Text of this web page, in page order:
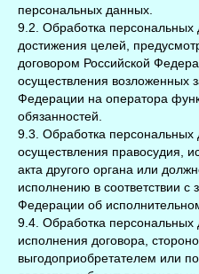
персональных данных.
9.2. Обработка
достижения целей,
договором Российской
осуществления возложенных
Федерации на оператора
обязанностей.
9.3. Обработка
осуществления правосудия,
акта другого органа или
исполнению в соответствии с
Федерации об
9.4. Обработка
исполнения договора,
выгодоприобретателем или